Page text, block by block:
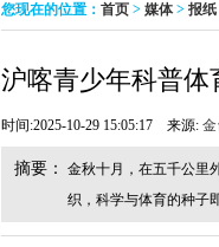
您现在的位置： 首页> 媒体> 报纸
沪喀青少年科普
时间:2025-10-29 15:05:17 来源: 金
摘要：
金秋十月，在五千公里
织，科学与体育的种子